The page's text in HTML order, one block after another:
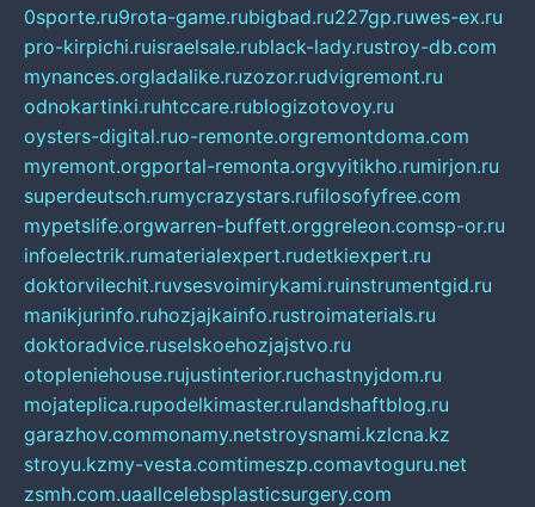
0sporte.ru9rota-game.rubigbad.ru227gp.ruwes-ex.ru
pro-kirpichi.ruisraelsale.rublack-lady.rustroy-db.com
mynances.orgladalike.ruzozor.rudvigremont.ru
odnokartinki.ruhtccare.rublogizotovoy.ru
oysters-digital.ruo-remonte.orgremontdoma.com
myremont.orgportal-remonta.orgvyitikho.rumirjon.ru
superdeutsch.rumycrazystars.rufilosofyfree.com
mypetslife.orgwarren-buffett.orggreleon.comsp-or.ru
infoelectrik.rumaterialexpert.rudetkiexpert.ru
doktorvilechit.ruvsesvoimirykami.ruinstrumentgid.ru
manikjurinfo.ruhozjajkainfo.rustroimaterials.ru
doktoradvice.ruselskoehozjajstvo.ru
otopleniehouse.rujustinterior.ruchastnyjdom.ru
mojateplica.rupodelkimaster.rulandshaftblog.ru
garazhov.commonamy.netstroysnami.kzlcna.kz
stroyu.kzmy-vesta.comtimeszp.comavtoguru.net
zsmh.com.uaallcelebsplasticsurgery.com